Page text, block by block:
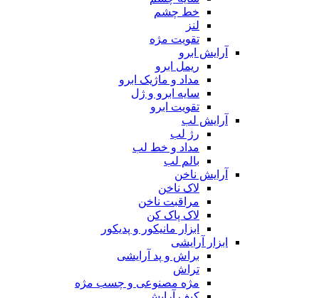
خط چشم
لنز
تقویت مژه
آرایش ابرو
ریمل ابرو
مداد و ماژیک ابرو
سایه ابرو و ژل
تقویت ابرو
آرایش لب
رژ لب
مداد و خط لب
بالم لب
آرایش ناخن
لاک ناخن
مراقبت ناخن
لاک پاک کن
ابزار مانیکور و پدیکور
ابزار آرایشی
براش و پد آرایشی
تراش
مژه مصنوعی و چسب مژه